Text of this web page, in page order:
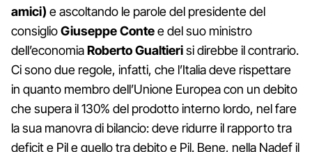
amici) e ascoltando le parole del presidente del
consiglioGiuseppe Contee del suo ministro
dell’economiaRoberto Gualtierisi direbbe il contrario.
Ci sono due regole, infatti, che l’Italia deve rispettare
in quanto membro dell’Unione Europea con un debito
che supera il 130% del prodotto interno lordo, nel fare
la sua manovra di bilancio: deve ridurre il rapporto tra
deficit e Pil e quello tra debito e Pil. Bene, nella Nadef il